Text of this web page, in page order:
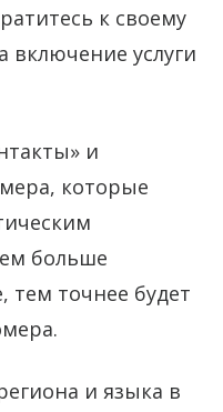
к своему
включение услуги
и
которые
больше
тем точнее будет
и языка в